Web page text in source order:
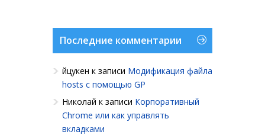
Последние комментарии
йцукен к записи Модификация файла
hosts с помощью GP
Николай к записи Корпоративный
Chrome или как управлять
вкладками